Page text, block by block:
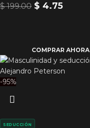
$199.00 $ 4.75
COMPRAR AHORA
-95%
SEDUCCIÓN